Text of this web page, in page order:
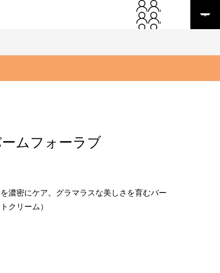
ムフォーラブ
濃密にケア。グラマラスな美しさを育むバー
クリーム）